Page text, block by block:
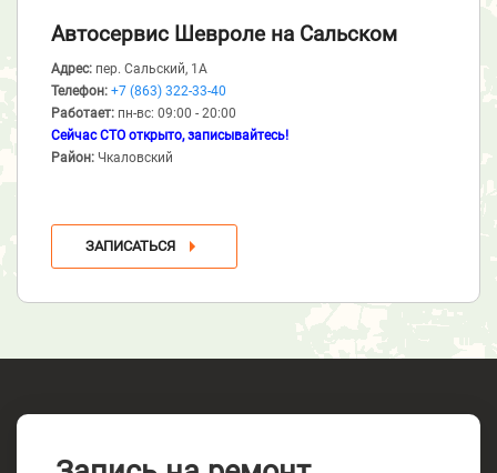
Автосервис Шевроле на Сальском
Адрес: пер. Сальский, 1А
Телефон: +7 (863) 322-33-40
Работает: пн-вс: 09:00 - 20:00
Сейчас СТО открыто, записывайтесь!
Район: Чкаловский
ЗАПИСАТЬСЯ